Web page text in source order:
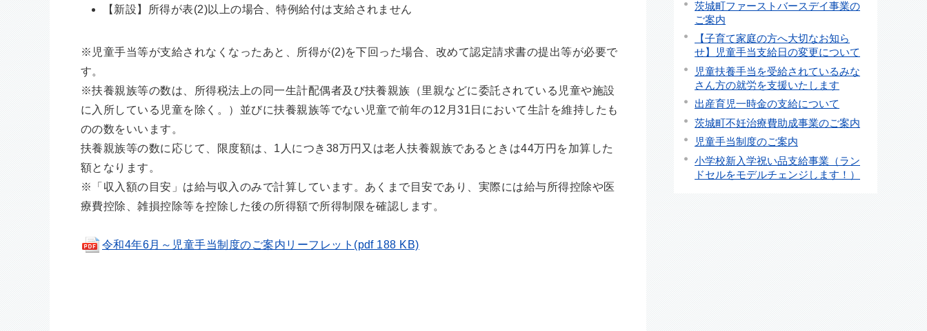
【新設】所得が表(2)以上の場合、特例給付は支給されません
※児童手当等が支給されなくなったあと、所得が(2)を下回った場合、改めて認定請求書の提出等が必要で
す。
※扶養親族等の数は、所得税法上の同一生計配偶者及び扶養親族（里親などに委託されている児童や施設
に入所している児童を除く。）並びに扶養親族等でない児童で前年の12月31日において生計を維持したも
のの数をいいます。
扶養親族等の数に応じて、限度額は、1人につき38万円又は老人扶養親族であるときは44万円を加算した
額となります。
※「収入額の目安」は給与収入のみで計算しています。あくまで目安であり、実際には給与所得控除や医
療費控除、雑損控除等を控除した後の所得額で所得制限を確認します。
令和4年6月～児童手当制度のご案内リーフレット(pdf 188 KB)
茨城町ファーストバースデイ事業の
ご案内
【子育て家庭の方へ大切なお知ら
せ】児童手当支給日の変更について
児童扶養手当を受給されているみな
さん方の就労を支援いたします
出産育児一時金の支給について
茨城町不妊治療費助成事業のご案内
児童手当制度のご案内
小学校新入学祝い品支給事業（ラン
ドセルをモデルチェンジします！）